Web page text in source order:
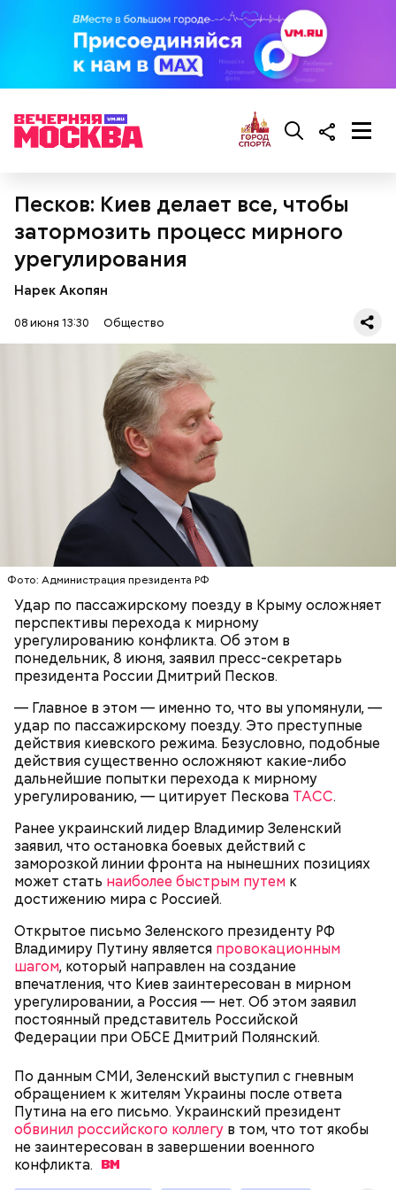
Песков: Киев делает все, чтобы
затормозить процесс мирного
урегулирования
Нарек Акопян
08 июня 13:30 Общество
Фото: Администрация президента РФ
Удар по пассажирскому поезду в Крыму осложняет
перспективы перехода к мирному
урегулированию конфликта. Об этом в
понедельник, 8 июня, заявил пресс-секретарь
президента России Дмитрий Песков.
— Главное в этом — именно то, что вы упомянули, —
удар по пассажирскому поезду. Это преступные
действия киевского режима. Безусловно, подобные
действия существенно осложняют какие-либо
дальнейшие попытки перехода к мирному
урегулированию, — цитирует Пескова ТАСС.
Ранее украинский лидер Владимир Зеленский
заявил, что остановка боевых действий с
заморозкой линии фронта на нынешних позициях
может стать наиболее быстрым путем к
достижению мира с Россией.
Открытое письмо Зеленского президенту РФ
Владимиру Путину является провокационным
шагом, который направлен на создание
впечатления, что Киев заинтересован в мирном
урегулировании, а Россия — нет. Об этом заявил
постоянный представитель Российской
Федерации при ОБСЕ Дмитрий Полянский.
По данным СМИ, Зеленский выступил с гневным
обращением к жителям Украины после ответа
Путина на его письмо. Украинский президент
обвинил российского коллегу в том, что тот якобы
не заинтересован в завершении военного
конфликта.
— Кабачки, порезанные кубиками, нужно легко
обжарить на сковороде. К ним добавляются зелень
петрушки, чеснок, соль и оливковое масло.
Получается очень вкусно, — поделился рецептом
Копылов.
Спагетти из кабачков
Ингредиенты:
кабачок;
брынза;
помидоры черри либо грунтовые.
— В дыне содержится много сахара, который
представлен фруктозой. С одной стороны — это
помнить, что сладкими дынями не нужно сильно
увлекаться, так же как и арбузами, людям с
сахарным диабетом и лишним весом, —
подчеркнула доктор.
Терапевт Кондрахин назвал
продукты и напитки, которые
выводят токсины из организма
Ранние плоды, по словам врача, лучше не есть:
беременным, кормящим женщинам;
людям с ослабленной иммунной системой;
пожилым;
Чистит сосуды и защищает от
рака: чем полезен кресс-салат